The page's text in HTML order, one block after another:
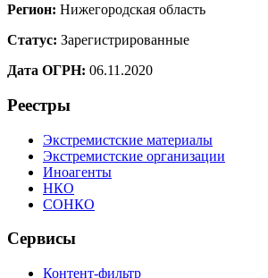
Регион: Нижегородская область
Статус: Зарегистрированные
Дата ОГРН: 06.11.2020
Реестры
Экстремистские материалы
Экстремистские организации
Иноагенты
НКО
СОНКО
Сервисы
Контент-фильтр